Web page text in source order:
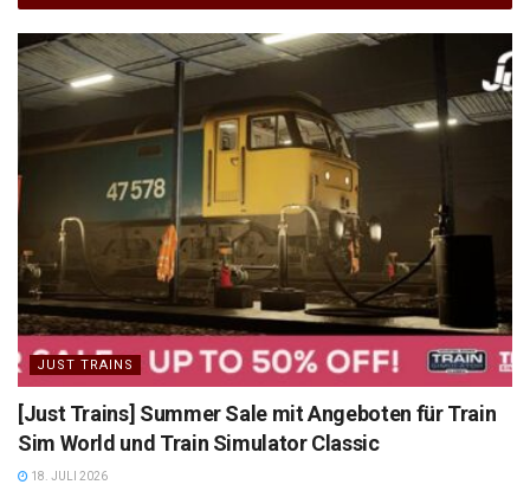
JUST TRAINS
[Just Trains] Summer Sale mit Angeboten für Train
Sim World und Train Simulator Classic
18. JULI 2026